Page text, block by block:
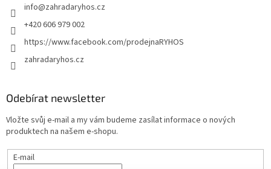
info@zahradaryhos.cz
+420 606 979 002
https://www.facebook.com/prodejnaRYHOS
zahradaryhos.cz
Odebírat newsletter
Vložte svůj e-mail a my vám budeme zasílat informace o nových
produktech na našem e-shopu.
E-mail